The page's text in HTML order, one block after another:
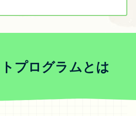
プログラムとは